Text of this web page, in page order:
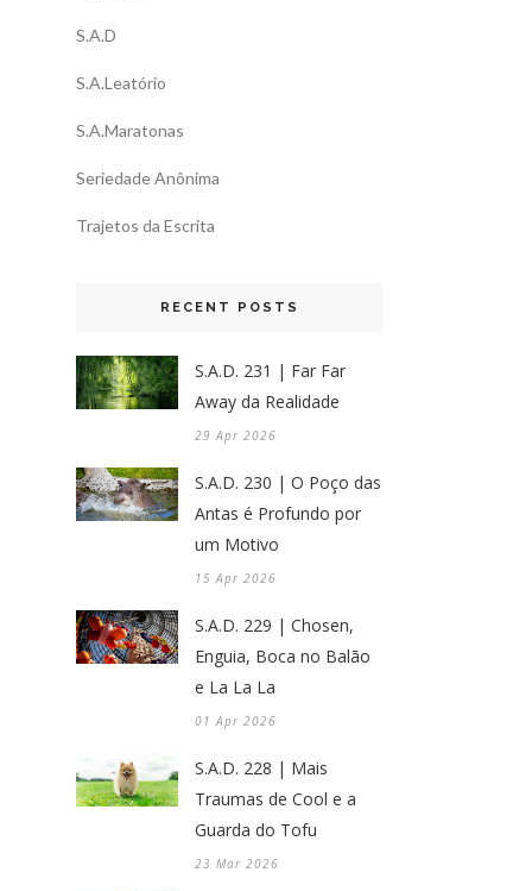
S.A.D
S.A.Leatório
S.A.Maratonas
Seriedade Anônima
Trajetos da Escrita
RECENT POSTS
S.A.D. 231 | Far Far
Away da Realidade
29 Apr 2026
S.A.D. 230 | O Poço das
Antas é Profundo por
um Motivo
15 Apr 2026
S.A.D. 229 | Chosen,
Enguia, Boca no Balão
e La La La
01 Apr 2026
S.A.D. 228 | Mais
Traumas de Cool e a
Guarda do Tofu
23 Mar 2026